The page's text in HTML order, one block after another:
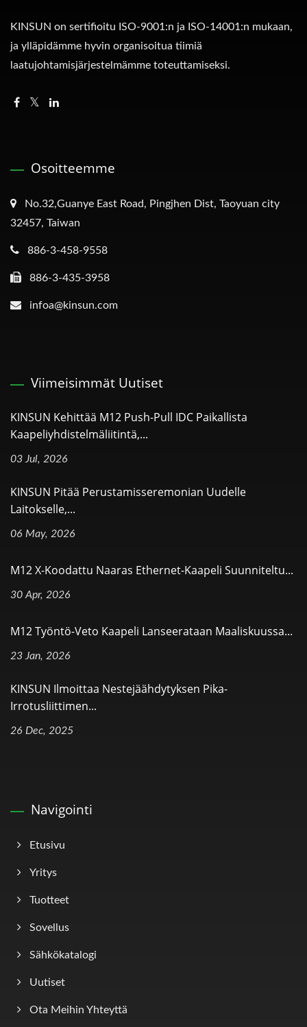
KINSUN on sertifioitu ISO-9001:n ja ISO-14001:n mukaan,
ja ylläpidämme hyvin organisoitua tiimiä
laatujohtamisjärjestelmämme toteuttamiseksi.
Osoitteemme
No.32,Guanye East Road, Pingjhen Dist, Taoyuan city
32457, Taiwan
886-3-458-9558
886-3-435-3958
infoa@kinsun.com
Viimeisimmät Uutiset
KINSUN Kehittää M12 Push-Pull IDC Paikallista
Kaapeliyhdistelmäliitintä,...
03 Jul, 2026
KINSUN Pitää Perustamisseremonian Uudelle
Laitokselle,...
06 May, 2026
M12 X-Koodattu Naaras Ethernet-Kaapeli Suunniteltu...
30 Apr, 2026
M12 Työntö-Veto Kaapeli Lanseerataan Maaliskuussa...
23 Jan, 2026
KINSUN Ilmoittaa Nestejäähdytyksen Pika-
Irrotusliittimen...
26 Dec, 2025
Navigointi
Etusivu
Yritys
Tuotteet
Sovellus
Sähkökatalogi
Uutiset
Ota Meihin Yhteyttä